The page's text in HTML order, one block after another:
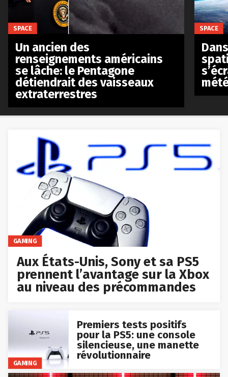
GAMING
Aux États-Unis, Sony et sa PS5
prennent l’avantage sur la Xbox
au niveau des précommandes
GAMING
Premiers tests positifs
pour la PS5: une console
silencieuse, une manette
révolutionnaire
SPACE
Un ancien des
renseignements américains
se lâche: le Pentagone
détiendrait des vaisseaux
extraterrestres
SPACE